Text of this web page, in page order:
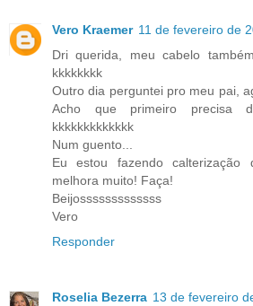
Vero Kraemer 11 de fevereiro de
Dri querida, meu cabelo
kkkkkkkk
Outro dia perguntei pro meu pai,
Acho que primeiro precisa
kkkkkkkkkkkkk
Num guento...
Eu estou fazendo
melhora muito! Faça!
Beijosssssssssssss
Vero
Responder
Roselia Bezerra 13 de fevereiro